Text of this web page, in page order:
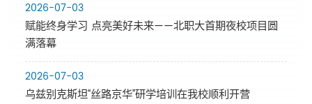
2026-07-03
赋能终身学习 点亮美好未来——北职大首期夜校项目圆
满落幕
2026-07-03
乌兹别克斯坦“丝路京华”研学培训在我校顺利开营